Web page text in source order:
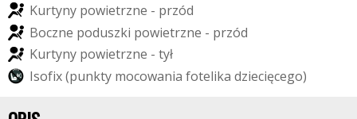
Kurtyny powietrzne - przód
Boczne poduszki powietrzne - przód
Kurtyny powietrzne - tył
Isofix(punkty mocowania fotelika dziecięcego)